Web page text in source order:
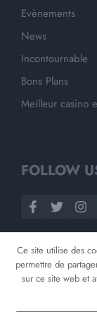
Evènements
News
Incontournable
Bons Plans
Meilleur casino
FOLLOW
Ce site utilise des
permettre de
sur ce site web et